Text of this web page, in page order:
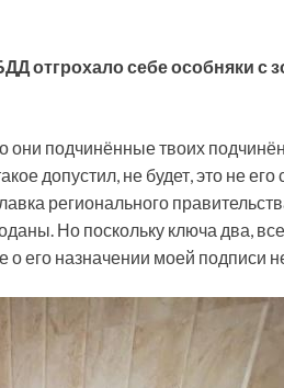
отгрохало себе особняки с
подчинённые твоих
допустил, не будет, это не
регионального
Но поскольку ключа два,
о его назначении моей подписи